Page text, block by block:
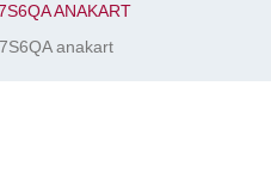
ANAKART
anakart